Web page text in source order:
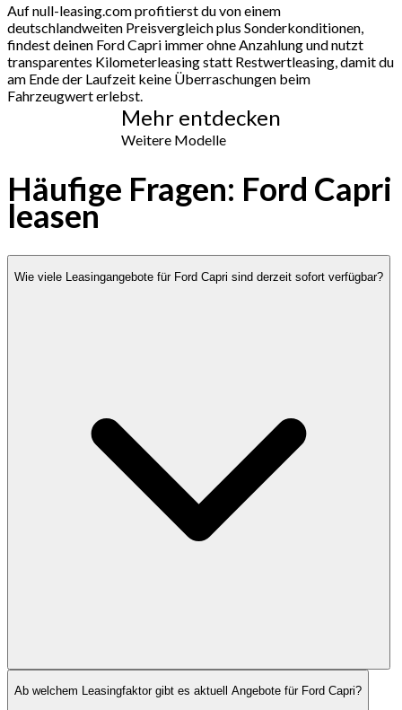
Auf null-leasing.com profitierst du von einem
deutschlandweiten Preisvergleich plus Sonderkonditionen,
findest deinen Ford Capri immer ohne Anzahlung und nutzt
transparentes Kilometerleasing statt Restwertleasing, damit du
am Ende der Laufzeit keine Überraschungen beim
Fahrzeugwert erlebst.
Mehr entdecken
Weitere Modelle
Häufige Fragen: Ford Capri
leasen
Wie viele Leasingangebote für Ford Capri sind derzeit sofort verfügbar?
Ab welchem Leasingfaktor gibt es aktuell Angebote für Ford Capri?